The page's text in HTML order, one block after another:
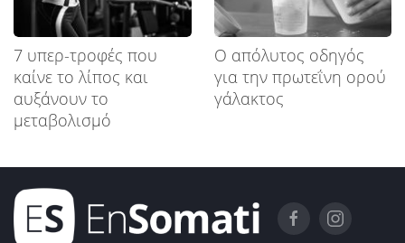
7 υπερ-τροφές που
καίνε το λίπος και
αυξάνουν το
μεταβολισμό
Ο απόλυτος οδηγός
για την πρωτεΐνη ορού
γάλακτος